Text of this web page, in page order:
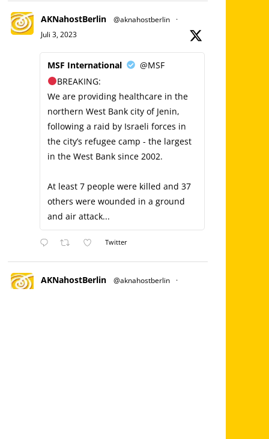
AKNahostBerlin @aknahostberlin
·
Juli 3, 2023
MSF International
@MSF
BREAKING:
We are providing healthcare in the
northern West Bank city of Jenin,
following a raid by Israeli forces in
the city’s refugee camp - the largest
in the West Bank since 2002.
At least 7 people were killed and 37
others were wounded in a ground
and air attack...
Twitter
AKNahostBerlin @aknahostberlin
·